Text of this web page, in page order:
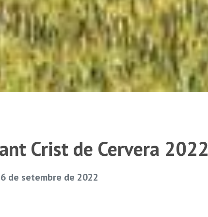
Crist de Cervera 2022
de setembre de 2022